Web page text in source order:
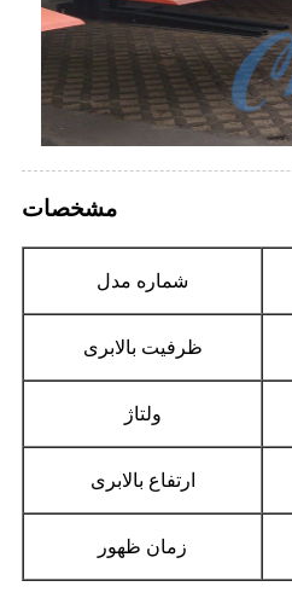
مشخصات
شماره مدل
ظرفیت بالابری
ولتاژ
ارتفاع بالابری
زمان ظهور